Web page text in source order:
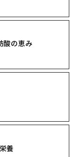
酸の恵み
養